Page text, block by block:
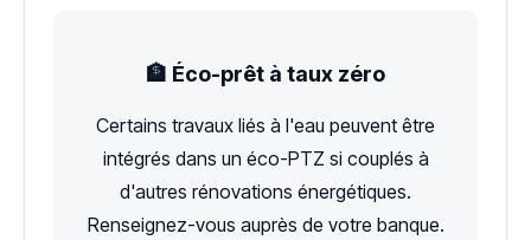
🏦 Éco-prêt à taux zéro
Certains travaux liés à l'eau peuvent être
intégrés dans un éco-PTZ si couplés à
d'autres rénovations énergétiques.
Renseignez-vous auprès de votre banque.